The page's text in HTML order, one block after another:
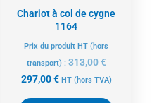
Chariot à col de cygne
1164
Prix du produit HT (hors
transport) :313,00€
297,00€ HT (hors TVA)